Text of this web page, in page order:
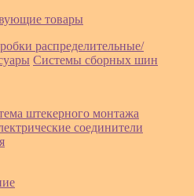
товары
распределительные/
Системы сборных шин
штекерного монтажа
соединители